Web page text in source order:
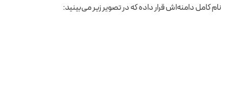
نام کامل دامنه‌اش قرار داده که در تصویر زیر می‌بینید: